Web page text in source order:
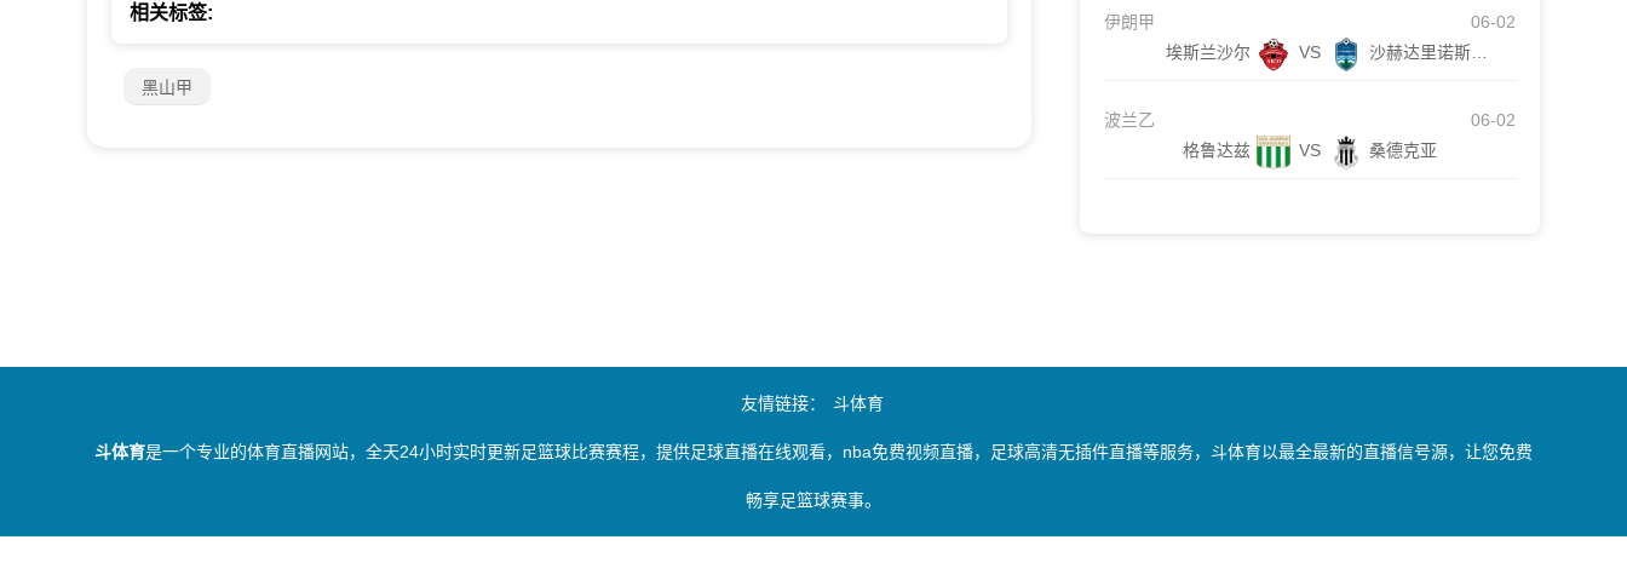
相关标签:
黑山甲
伊朗甲
06-02
埃斯兰沙尔
VS
波兰乙
06-02
格鲁达兹
VS 桑德克亚
友情链接： 斗体育
斗体育是一个专业的体育直播网站，全天24小时实时更新足篮球比赛赛程，提供足球直播在线观看，nba免费视频直播，足球高清无插件直播等服务，斗体育以最全最新的直播信号源，让您免费
畅享足篮球赛事。